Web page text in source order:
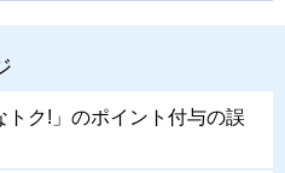
トク!」のポイント付与の誤